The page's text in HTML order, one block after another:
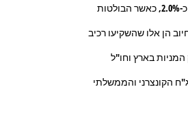
לעמוד על כ-2.0%, כאשר הבולטות
הן אלו שהשקיעו רכיב
המניות בארץ וחו"ל
הקונצרני והממשלתי